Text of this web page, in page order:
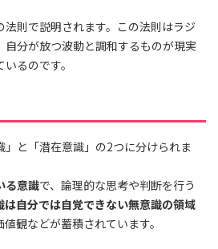
法則で説明されます。この法則はラジ
自分が放つ波動と調和するものが現実
るのです。
と「潜在意識」の2つに分けられま
る意識で、論理的な思考や判断を行う
は自分では自覚できない無意識の領域
観などが蓄積されています。